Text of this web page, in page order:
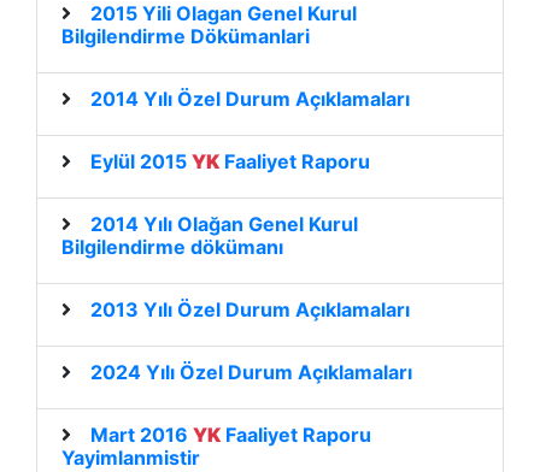
2015 Yili Olagan Genel Kurul
Bilgilendirme Dökümanlari
2014 Yılı Özel Durum Açıklamaları
Eylül 2015 YK Faaliyet Raporu
2014 Yılı Olağan Genel Kurul
Bilgilendirme dökümanı
2013 Yılı Özel Durum Açıklamaları
2024 Yılı Özel Durum Açıklamaları
Mart 2016 YK Faaliyet Raporu
Yayimlanmistir